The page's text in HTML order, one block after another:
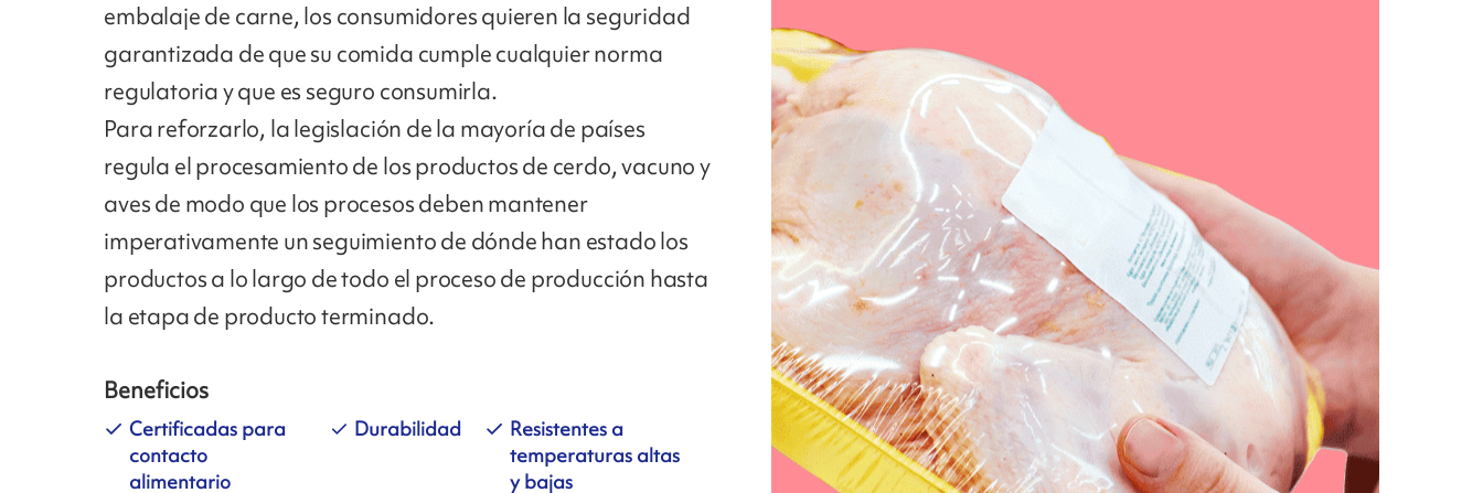
embalaje de carne, los consumidores quieren la seguridad
garantizada de que su comida cumple cualquier norma
regulatoria y que es seguro consumirla.
Para reforzarlo, la legislación de la mayoría de países
regula el procesamiento de los productos de cerdo, vacuno y
aves de modo que los procesos deben mantener
imperativamente un seguimiento de dónde han estado los
productos a lo largo de todo el proceso de producción hasta
la etapa de producto terminado.
Beneficios
Certificadas para
contacto
alimentario
Durabilidad
Resistentes a
temperaturas altas
y bajas